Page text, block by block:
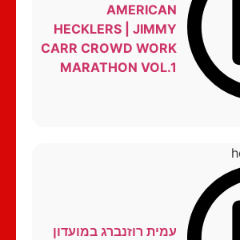
AMERICAN
HECKLERS | JIMMY
CARR CROWD WORK
MARATHON VOL.1
עמית רוזנברג במועדון